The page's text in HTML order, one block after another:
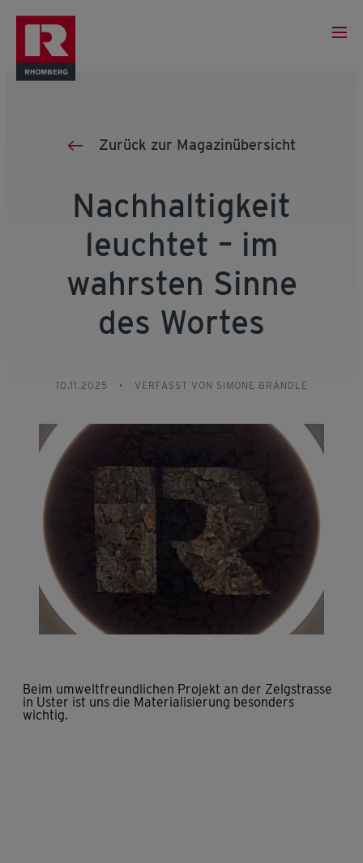
Zurück zur Magazinübersicht
Nachhaltigkeit
leuchtet – im
wahrsten Sinne
des Wortes
10.11.2025 • VERFASST VON SIMONE BRÄNDLE
Beim umweltfreundlichen Projekt an der Zelgstrasse
in Uster ist uns die Materialisierung besonders
wichtig.